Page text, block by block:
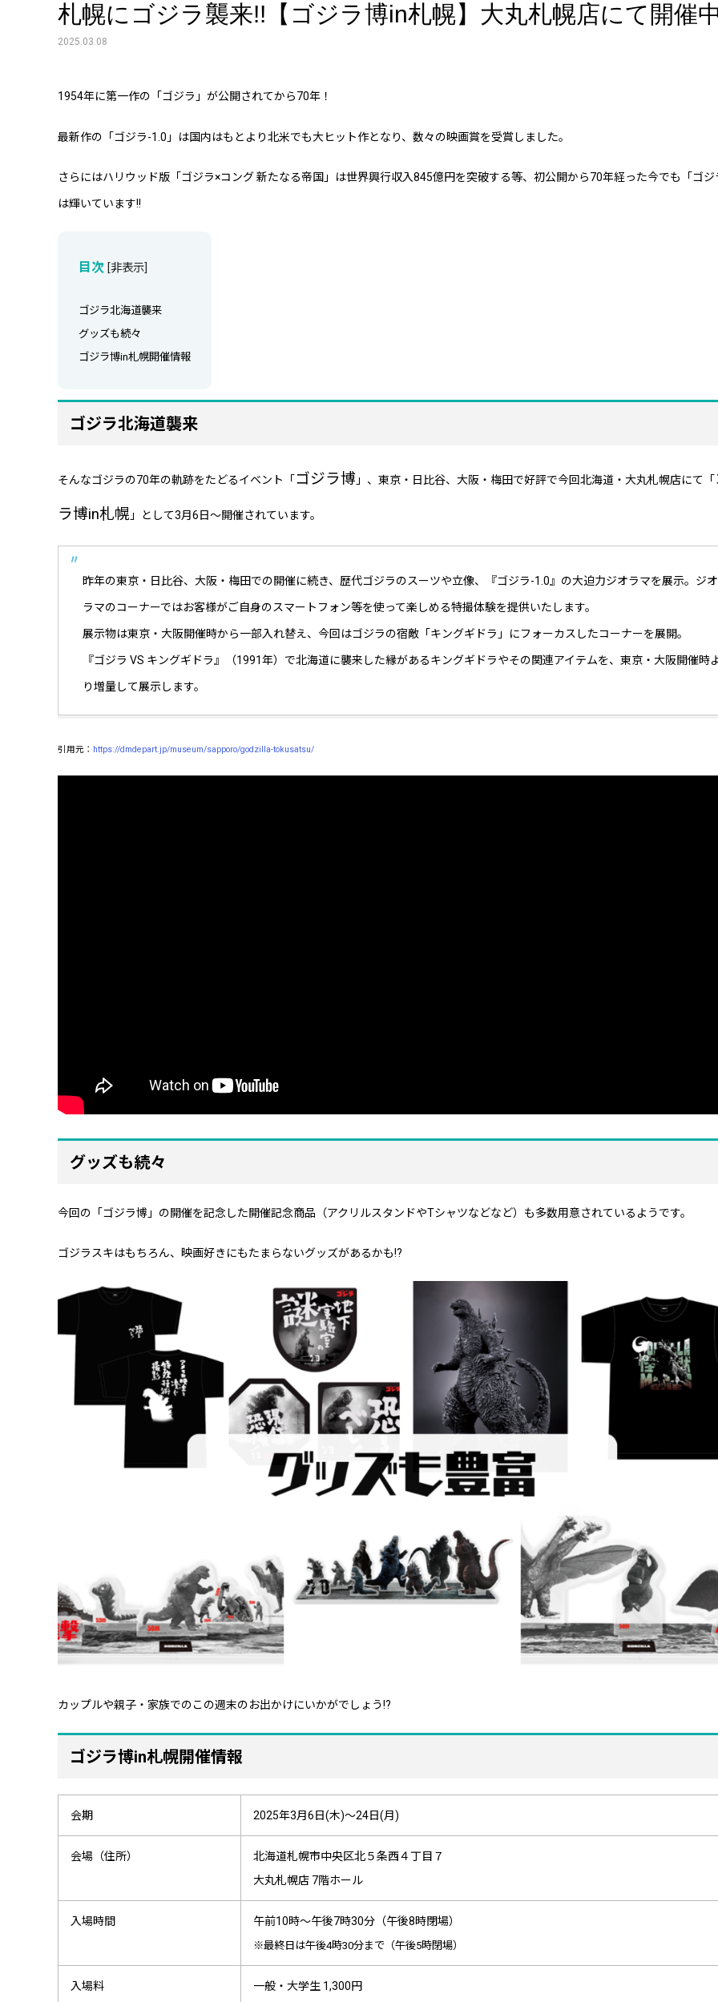
札幌にゴジラ襲来!!【ゴジラ博in札幌】大丸札幌店にて開催
2025.03.08
1954年に第一作の「ゴジラ」が公開されてから70年！
最新作の「ゴジラ-1.0」は国内はもとより北米でも大ヒット作となり、数々の映画賞を受賞しました。
さらにはハリウッド版「ゴジラ×コング 新たなる帝国」は世界興行収入845億円を突破する等、初公開から70年経った今でも「ゴジ
は輝いています!!
目次 [非表示
ゴジラ北海道襲来
グッズも続々
ゴジラ博in札幌開催情報
ゴジラ北海道襲来
そんなゴジラの70年の軌跡をたどるイベント「 ゴジラ博 」、東京・日比谷、大阪・梅田で好評で今回北海道・大丸札幌店にて「
ラ博in札幌 」として3月6日～開催されています。
昨年の東京・日比谷、大阪・梅田での開催に続き、歴代ゴジラのスーツや立像、『ゴジラ-1.0』の大迫力ジオラマを展示。ジオ
ラマのコーナーではお客様がご自身のスマートフォン等を使って楽しめる特撮体験を提供いたします。
展示物は東京・大阪開催時から一部入れ替え、今回はゴジラの宿敵「キングギドラ」にフォーカスしたコーナーを展開。
『ゴジラ VS キングギドラ』（1991年）で北海道に襲来した縁があるキングギドラやその関連アイテムを、東京・大阪開催時
り増量して展示します。
引用元： https://dmdepart.jp/museum/sapporo/godzilla-tokusatsu/
グッズも続々
今回の「ゴジラ博」の開催を記念した開催記念商品（アクリルスタンドやTシャツなどなど）も多数用意されているようです。
ゴジラスキはもちろん、映画好きにもたまらないグッズがあるかも!?
カップルや親子・家族でのこの週末のお出かけにいかがでしょう!?
ゴジラ博in札幌開催情報
会期 2025年3月6日(木)～24日(月)
会場（住所）
北海道札幌市中央区北５条西４丁目７
大丸札幌店 7階ホール
入場時間 午前10時～午後7時30分（午後8時閉場）
※最終日は午後4時30分まで（午後5時閉場）
入場料 一般・大学生 1,300円